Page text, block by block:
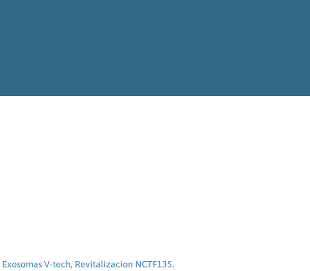
Exosomas V-tech, Revitalizacion NCTF135.